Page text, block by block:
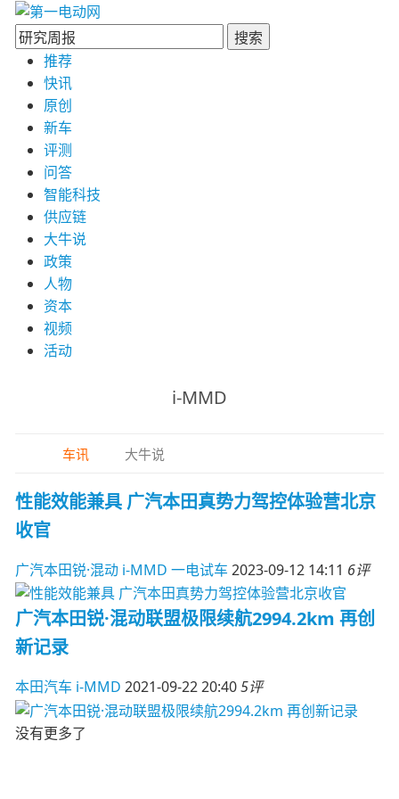
搜索
推荐
快讯
原创
新车
评测
问答
智能科技
供应链
大牛说
政策
人物
资本
视频
活动
i-MMD
车讯 大牛说
性能效能兼具 广汽本田真势力驾控体验营北京
收官
广汽本田锐·混动 i-MMD 一电试车 2023-09-12 14:11 6评
广汽本田锐·混动联盟极限续航2994.2km 再创
新记录
本田汽车 i-MMD 2021-09-22 20:405评
没有更多了